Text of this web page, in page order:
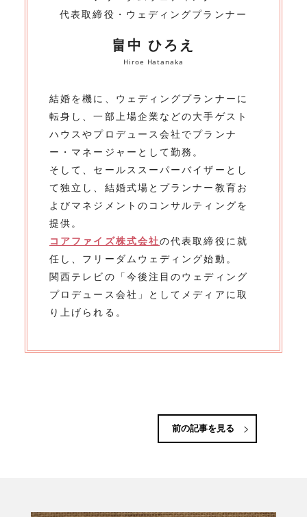
代表取締役・ウェディングプランナー
畠中 ひろえ
Hiroe Hatanaka
結婚を機に、ウェディングプランナーに
転身し、一部上場企業などの大手ゲスト
ハウスやプロデュース会社でプランナ
ー・マネージャーとして勤務。
そして、セールススーパーバイザーとし
て独立し、結婚式場とプランナー教育お
よびマネジメントのコンサルティングを
提供。
コアファイズ株式会社の代表取締役に就
任し、フリーダムウェディング始動。
関西テレビの「今後注目のウェディング
プロデュース会社」としてメディアに取
り上げられる。
前の記事を見る